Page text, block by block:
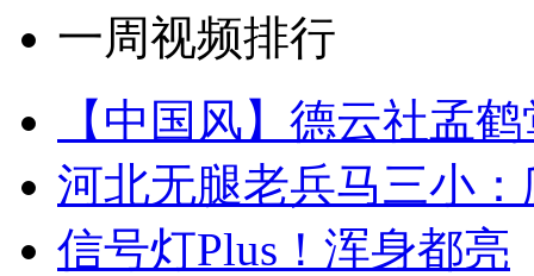
一周视频排行
【中国风】德云社孟
河北无腿老兵马三小
信号灯Plus！浑身都亮